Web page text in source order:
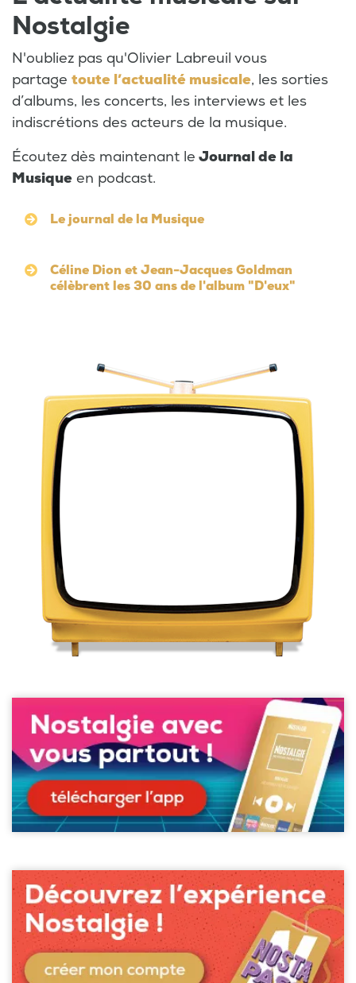
Nostalgie
N'oubliez pas qu'Olivier Labreuil vous
partage toute l’actualité musicale, les sorties
d’albums, les concerts, les interviews et les
indiscrétions des acteurs de la musique.
Écoutez dès maintenant le Journal de la
Musique en podcast.
Le journal de la Musique
Céline Dion et Jean-Jacques Goldman
célèbrent les 30 ans de l'album "D'eux"